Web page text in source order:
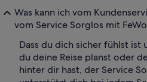
Was kann ich vom
vom Service Sorglos mit
Dass du dich sicher fühlst ist
du deine Reise planst oder
hinter dir hast, der Service